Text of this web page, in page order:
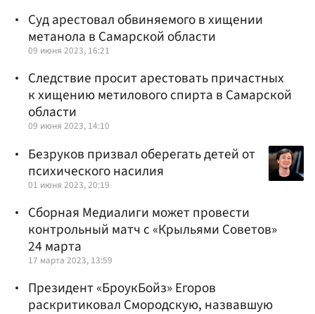
Суд арестовал обвиняемого в хищении
метанола в Самарской области
09 июня 2023, 16:21
Следствие просит арестовать причастных
к хищению метилового спирта в Самарской
области
09 июня 2023, 14:10
Безруков призвал оберегать детей от
психического насилия
01 июня 2023, 20:19
Сборная Медиалиги может провести
контрольный матч с «Крыльями Советов»
24 марта
17 марта 2023, 13:59
Президент «БроукБойз» Егоров
раскритиковал Смородскую, назвавшую